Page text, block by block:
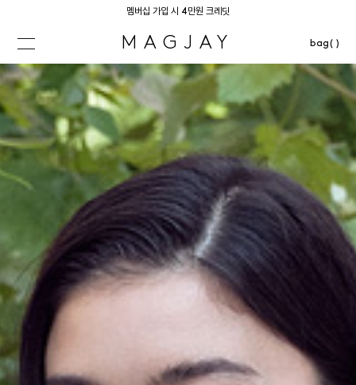
멤버십 가입 시 4만원 크레딧
MAGJAY bag( )